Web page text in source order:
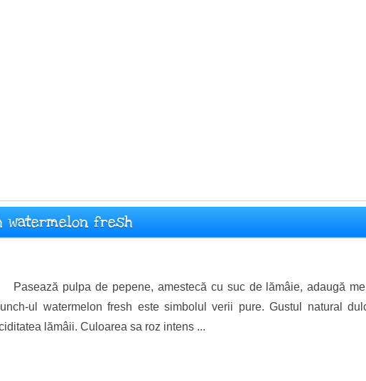
watermelon fresh
Pasează pulpa de pepene, amestecă cu suc de lămâie, adaugă
ul watermelon fresh este simbolul verii pure. Gustul natural
lămâii. Culoarea sa roz intens ...